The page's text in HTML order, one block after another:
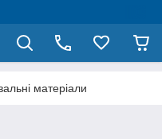
матеріали